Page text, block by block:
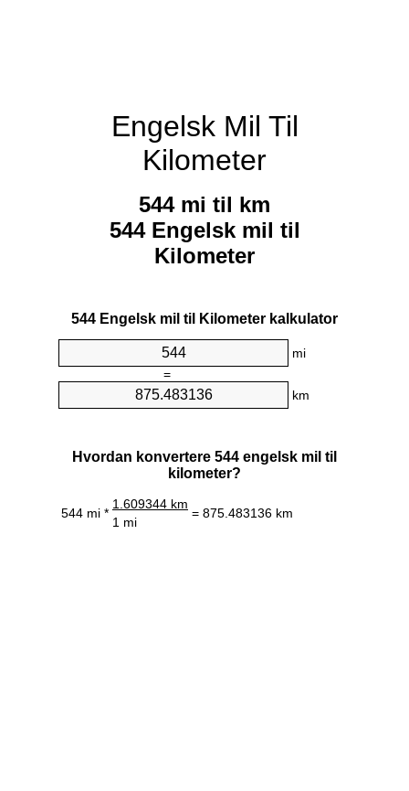
Engelsk Mil Til
Kilometer
544 mi til km
544 Engelsk mil til
Kilometer
544 Engelsk mil til Kilometer kalkulator
mi
=
km
Hvordan konvertere 544 engelsk mil til
kilometer?
544 mi *
1.609344 km
= 875.483136 km
1 mi